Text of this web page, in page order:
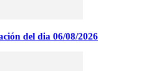
del dia 06/08/2026